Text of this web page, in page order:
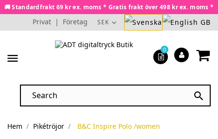
🚚 Standardfrakt 69 kr ex. moms * Gratis frakt över 498 kr ex. moms *
Privat | Företag SEK
menu

0
Hem Pikétröjor B&C Inspire Polo /women